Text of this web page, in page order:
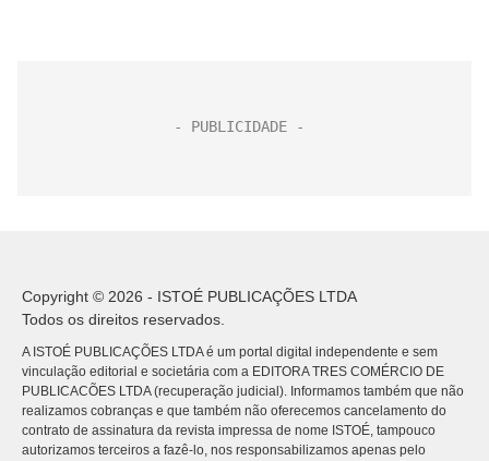
Copyright © 2026 - ISTOÉ PUBLICAÇÕES LTDA
Todos os direitos reservados.
A ISTOÉ PUBLICAÇÕES LTDA é um portal digital independente e sem
vinculação editorial e societária com a EDITORA TRES COMÉRCIO DE
PUBLICACÕES LTDA (recuperação judicial). Informamos também que não
realizamos cobranças e que também não oferecemos cancelamento do
contrato de assinatura da revista impressa de nome ISTOÉ, tampouco
autorizamos terceiros a fazê-lo, nos responsabilizamos apenas pelo